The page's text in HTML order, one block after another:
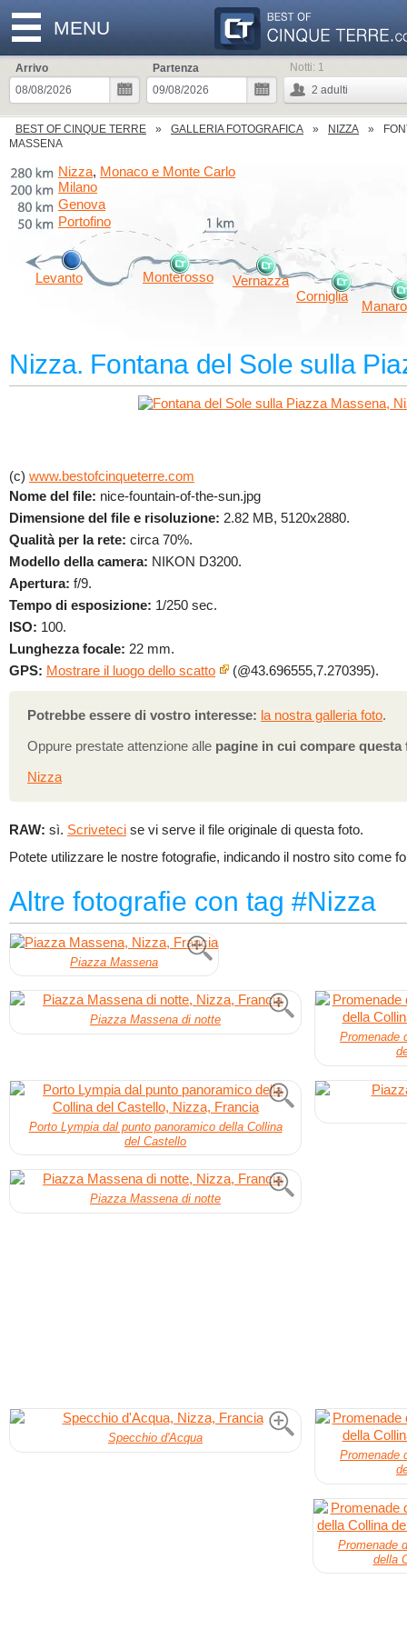
MENU
Arrivo
Partenza
2 adulti
Notti: 1
BEST OF CINQUE TERRE GALLERIA FOTOGRAFICA NIZZA
MASSENA
Levanto Monterosso
Vernazza
Corniglia
Genova
Milano
Nizza, Monaco e Monte Carlo
Portofino
Nizza. Fontana del Sole sulla
(c) www.bestofcinqueterre.com
Nome del file: nice-fountain-of-the-sun.jpg
Dimensione del file e risoluzione: 2.82 MB, 5120x2880.
Qualità per la rete: circa 70%.
Modello della camera: NIKON D3200.
Apertura: f/9.
Tempo di esposizione: 1/250 sec.
ISO: 100.
Lunghezza focale: 22 mm.
GPS: Mostrare il luogo dello scatto (@43.696555,7.270395).
Potrebbe essere di vostro interesse: la nostra galleria foto.
Oppure prestate attenzione alle pagine in cui compare
Nizza
RAW: sì. Scriveteci se vi serve il file originale di questa foto.
Potete utilizzare le nostre fotografie, indicando il nostro sito come
Altre fotografie con tag #Nizza
Piazza Massena
Piazza Massena di notte
Promenade
Porto Lympia dal punto panoramico della Collina
del Castello
Piazza Massena di notte
Specchio d'Acqua
Promenade
Promenade
della